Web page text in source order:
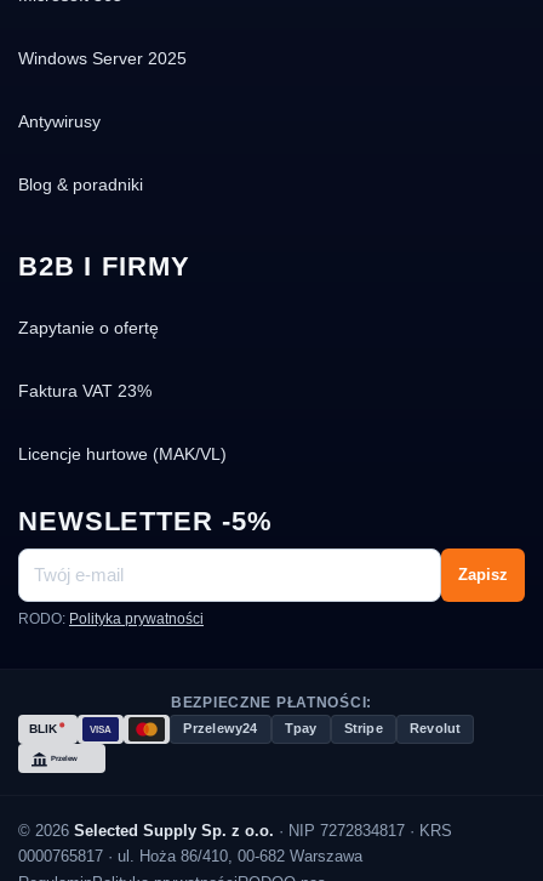
Windows Server 2025
Antywirusy
Blog & poradniki
B2B I FIRMY
Zapytanie o ofertę
Faktura VAT 23%
Licencje hurtowe (MAK/VL)
NEWSLETTER -5%
Zapisz
RODO: Polityka prywatności
BEZPIECZNE PŁATNOŚCI:
Przelewy24 Tpay Stripe Revolut
© 2026 Selected Supply Sp. z o.o. · NIP 7272834817 · KRS
0000765817 · ul. Hoża 86/410, 00-682 Warszawa